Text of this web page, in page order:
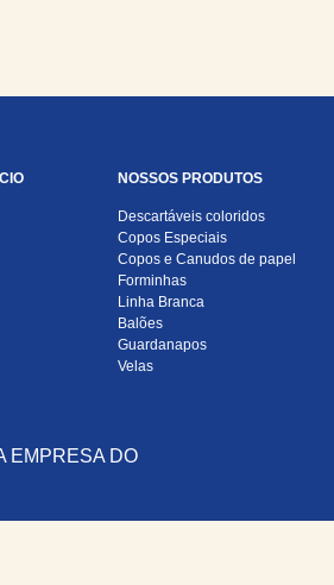
NOSSOS PRODUTOS
Descartáveis coloridos
Copos Especiais
Copos e Canudos de papel
Forminhas
Linha Branca
Balões
Guardanapos
Velas
EMPRESA DO